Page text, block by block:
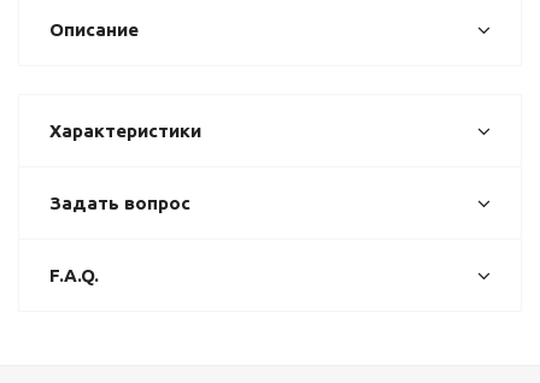
Описание
Характеристики
Задать вопрос
F.A.Q.